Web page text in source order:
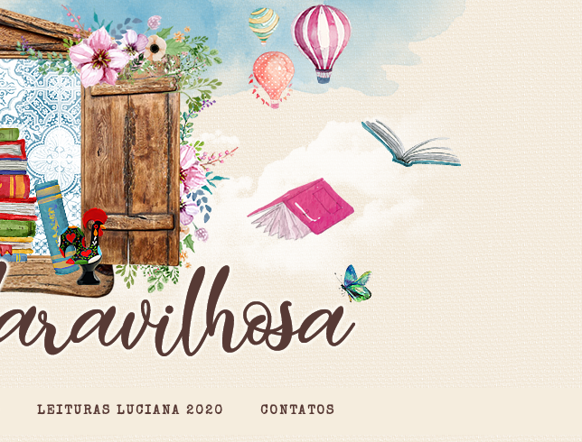
LEITURAS LUCIANA 2020 CONTATOS